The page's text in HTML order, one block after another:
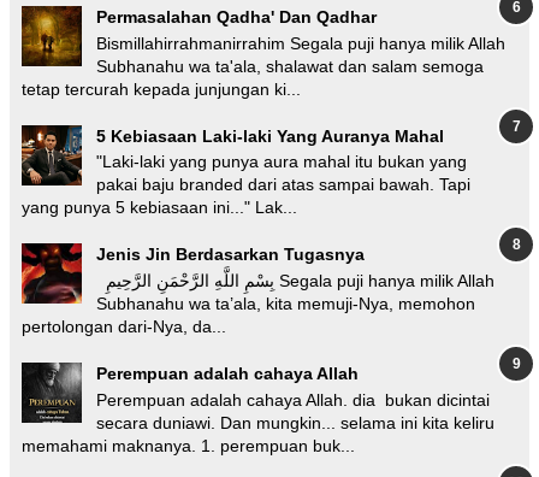
Permasalahan Qadha' Dan Qadhar
Bismillahirrahmanirrahim Segala puji hanya milik Allah
Subhanahu wa ta'ala, shalawat dan salam semoga
tetap tercurah kepada junjungan ki...
5 Kebiasaan Laki-laki Yang Auranya Mahal
"Laki-laki yang punya aura mahal itu bukan yang
pakai baju branded dari atas sampai bawah. Tapi
yang punya 5 kebiasaan ini..." Lak...
Jenis Jin Berdasarkan Tugasnya
Subhanahu wa ta’ala, kita memuji-Nya, memohon
pertolongan dari-Nya, da...
Perempuan adalah cahaya Allah
Perempuan adalah cahaya Allah. dia bukan dicintai
secara duniawi. Dan mungkin... selama ini kita keliru
memahami maknanya. 1. perempuan buk...